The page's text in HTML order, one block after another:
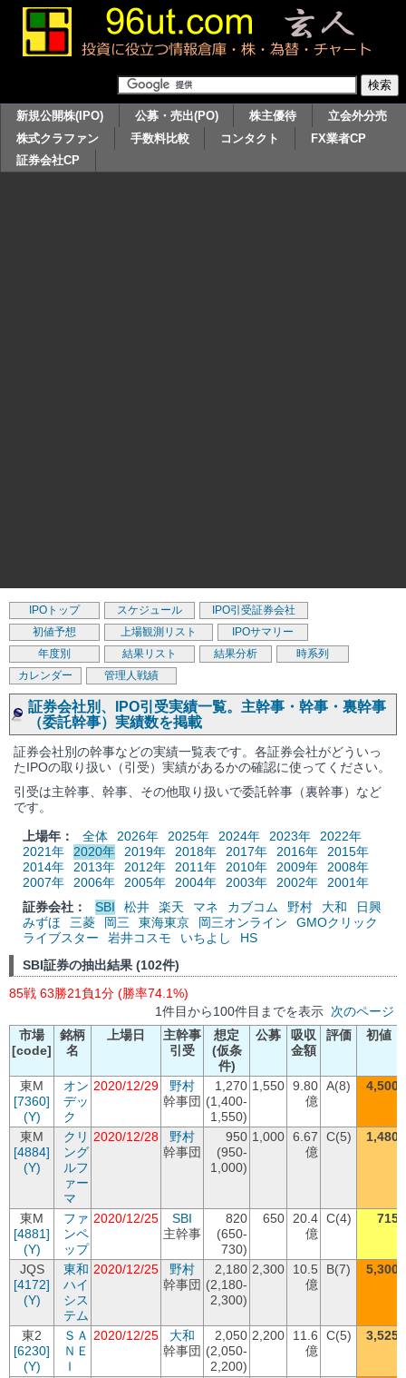
新規公開株(IPO) 公募・売出(PO) 株主優待
立会外分売
株式クラファン
手数料比較 コンタクト
FX業者CP
証券会社CP
IPOトップ スケジュール
IPO引受証券会社
初値予想
上場観測リスト
IPOサマリー
年度別
結果リスト 結果分析
時系列
カレンダー
管理人戦績
証券会社別、IPO引受実績一覧。主幹事・幹事・裏幹事
（委託幹事）実績数を掲載
証券会社別の幹事などの実績一覧表です。各証券会社がどういっ
たIPOの取り扱い（引受）実績があるかの確認に使ってください。
引受は主幹事、幹事、その他取り扱いで委託幹事（裏幹事）など
です。
上場年：
全体 2026年 2025年 2024年 2023年
2022年
2021年
2020年 2019年 2018年 2017年 2016年
2015年
2014年
2013年 2012年 2011年 2010年 2009年
2008年
2007年
2006年 2005年 2004年 2003年 2002年
2001年
証券会社：
SBI 松井 楽天 マネ カブコム 野村 大和
日興
みずほ
三菱 岡三 東海東京 岡三オンライン
GMOクリック
ライブスター
岩井コスモ いちよし
HS
SBI証券の抽出結果 (102件)
85戦 63勝21負1分 (勝率74.1%)
1件目から100件目までを表示 次のページ
市場
[code]
銘柄
名
上場日
主幹事
引受
想定
(仮条
件)
公募
吸収
金額
評価 初値
東M
[7360]
(Y)
オン
デッ
ク
2020/12/29
野村
幹事団
1,270
(1,400-
1,550)
1,550 9.80
億
A(8) 4,500
東M
[4884]
(Y)
クリ
ング
ルフ
ァー
マ
2020/12/28
野村
幹事団
950
(950-
1,000)
1,000 6.67
億
C(5) 1,480
東M
[4881]
(Y)
ファ
ンペ
ップ
2020/12/25
SBI
主幹事
820
(650-
730)
650
20.4
億
C(4) 715
JQS
[4172]
(Y)
東和
ハイ
シス
テム
2020/12/25
野村
幹事団
2,180
(2,180-
2,300)
2,300
10.5
億
B(7) 5,300
東2
[6230]
(Y)
ＳＡ
ＮＥ
Ｉ
2020/12/25
大和
幹事団
2,050
(2,050-
2,200)
2,200
11.6
億
C(5) 3,525